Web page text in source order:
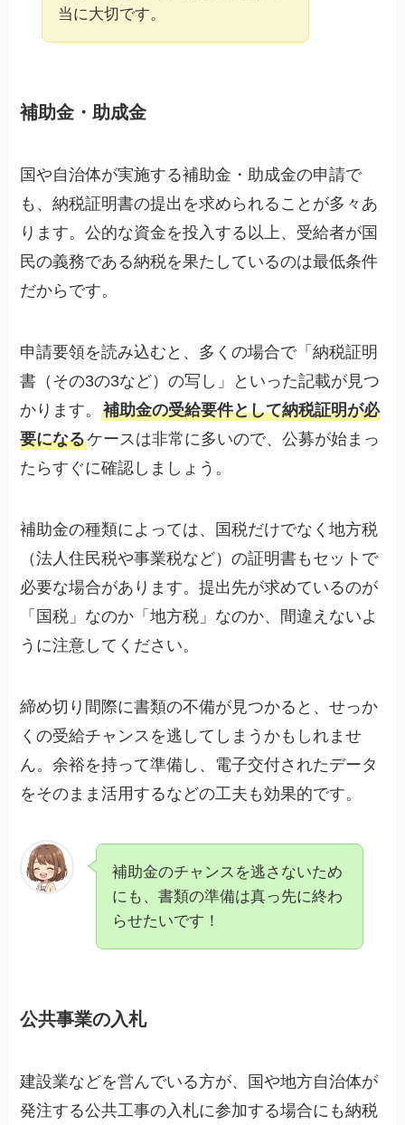
当に大切です。
補助金・助成金
国や自治体が実施する補助金・助成金の申請で
も、納税証明書の提出を求められることが多々あ
ります。公的な資金を投入する以上、受給者が国
民の義務である納税を果たしているのは最低条件
だからです。
申請要領を読み込むと、多くの場合で「納税証明
書（その3の3など）の写し」といった記載が見つ
かります。補助金の受給要件として納税証明が必
要になるケースは非常に多いので、公募が始まっ
たらすぐに確認しましょう。
補助金の種類によっては、国税だけでなく地方税
（法人住民税や事業税など）の証明書もセットで
必要な場合があります。提出先が求めているのが
「国税」なのか「地方税」なのか、間違えないよ
うに注意してください。
締め切り間際に書類の不備が見つかると、せっか
くの受給チャンスを逃してしまうかもしれませ
ん。余裕を持って準備し、電子交付されたデータ
をそのまま活用するなどの工夫も効果的です。
補助金のチャンスを逃さないため
にも、書類の準備は真っ先に終わ
らせたいです！
公共事業の入札
建設業などを営んでいる方が、国や地方自治体が
発注する公共工事の入札に参加する場合にも納税